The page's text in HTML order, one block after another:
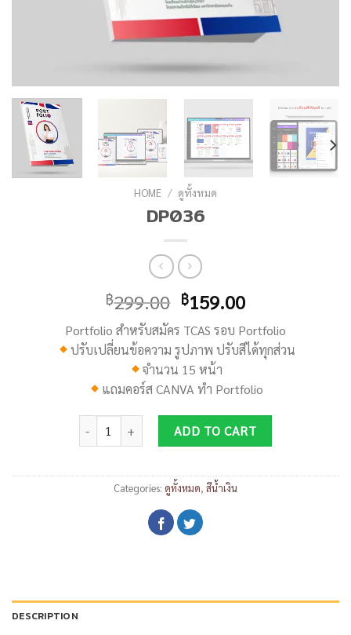
HOME / ดูทั้งหมด
DP036
฿299.00 ฿159.00
Portfolio สำหรับสมัคร TCAS รอบ Portfolio
ปรับเปลี่ยนข้อความ รูปภาพ ปรับสีได้ทุกส่วน
จำนวน 15 หน้า
แถมคอร์สCANVAทำ Portfolio
ADD TO CART
Categories: ดูทั้งหมด, สีน้ำเงิน
DESCRIPTION